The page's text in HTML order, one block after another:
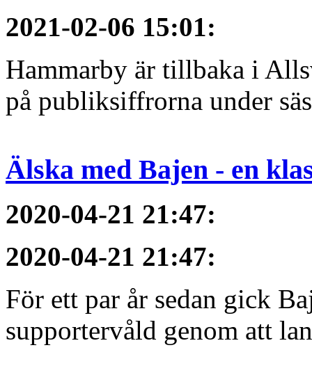
2021-02-06 15:01:
Hammarby är tillbaka i
på publiksiffrorna under
Älska med Bajen - en
2020-04-21 21:47:
2020-04-21 21:47:
För ett par år sedan gick
supportervåld genom att